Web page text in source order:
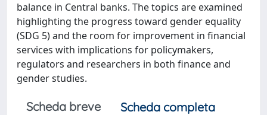
balance in Central banks. The topics are examined
highlighting the progress toward gender equality
(SDG 5) and the room for improvement in financial
services with implications for policymakers,
regulators and researchers in both finance and
gender studies.
Scheda breve
Scheda completa